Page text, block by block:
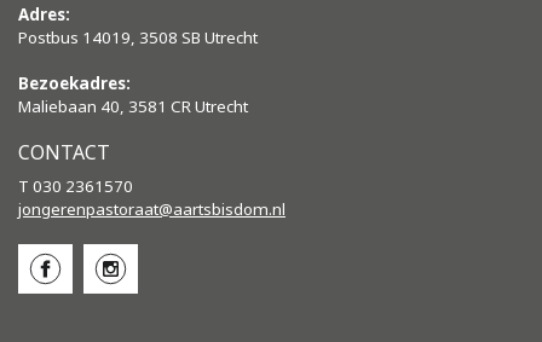
Adres:
Postbus 14019, 3508 SB Utrecht
Bezoekadres:
Maliebaan 40, 3581 CR Utrecht
CONTACT
T 030 2361570
jongerenpastoraat@aartsbisdom.nl